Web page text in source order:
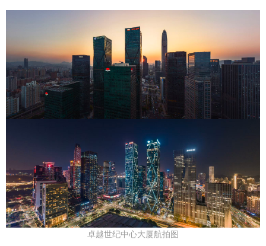
卓越世纪中心大厦航拍图